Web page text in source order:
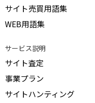
サイト売買用語集
WEB用語集
サービス説明
サイト査定
事業プラン
サイトハンティング